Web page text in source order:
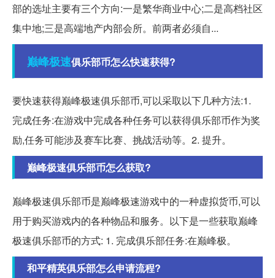
部的选址主要有三个方向:一是繁华商业中心;二是高档社区
集中地;三是高端地产内部会所。前两者必须自...
巅峰极速俱乐部币怎么快速获得?
要快速获得巅峰极速俱乐部币,可以采取以下几种方法:1.
完成任务:在游戏中完成各种任务可以获得俱乐部币作为奖
励,任务可能涉及赛车比赛、挑战活动等。2. 提升。
巅峰极速俱乐部币怎么获取?
巅峰极速俱乐部币是巅峰极速游戏中的一种虚拟货币,可以
用于购买游戏内的各种物品和服务。以下是一些获取巅峰
极速俱乐部币的方式: 1. 完成俱乐部任务:在巅峰极。
和平精英俱乐部怎么申请流程?